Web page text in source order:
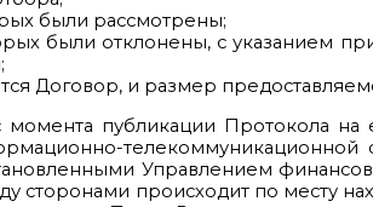
были рассмотрены;
были отклонены, с указанием
Договор, и размер
публикации Протокола
телекоммуникационной
Управлением
происходит по месту